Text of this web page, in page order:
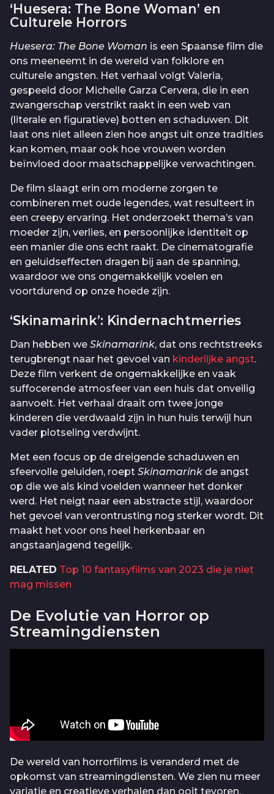
‘Huesera: The Bone Woman’ en
Culturele Horrors
Huesera: The Bone Woman is een Spaanse film die
ons meeneemt in de wereld van folklore en
culturele angsten. Het verhaal volgt Valeria,
gespeeld door Michelle Garza Cervera, die in een
zwangerschap verstrikt raakt in een web van
(literale en figuratieve) botten en schaduwen. Dit
laat ons niet alleen zien hoe angst uit onze tradities
kan komen, maar ook hoe vrouwen worden
beïnvloed door maatschappelijke verwachtingen.
De film slaagt erin om moderne zorgen te
combineren met oude legendes, wat resulteert in
een creepy ervaring. Het onderzoekt thema’s van
moeder zijn, verlies, en persoonlijke identiteit op
een manier die ons echt raakt. De cinematografie
en geluidseffecten dragen bij aan de spanning,
waardoor we ons ongemakkelijk voelen en
voortdurend op onze hoede zijn.
‘Skinamarink’: Kindernachtmerries
Dan hebben we Skinamarink, dat ons rechtstreeks
terugbrengt naar het gevoel van kinderlijke angst.
Deze film verkent de ongemakkelijke en vaak
suffocerende atmosfeer van een huis dat onveilig
aanvoelt. Het verhaal draait om twee jonge
kinderen die verdwaald zijn in hun huis terwijl hun
vader plotseling verdwijnt.
Met een focus op de dreigende schaduwen en
sfeervolle geluiden, roept Skinamarink de angst
op die we als kind voelden wanneer het donker
werd. Het neigt naar een abstracte stijl, waardoor
het gevoel van verontrusting nog sterker wordt. Dit
maakt het voor ons heel herkenbaar en
angstaanjagend tegelijk.
RELATED Top 10 fantasyfilms van 2023 die je niet
mag missen
De Evolutie van Horror op
Streamingdiensten
De wereld van horrorfilms is veranderd met de
opkomst van streamingdiensten. We zien nu meer
variatie en creatieve verhalen dan ooit tevoren.